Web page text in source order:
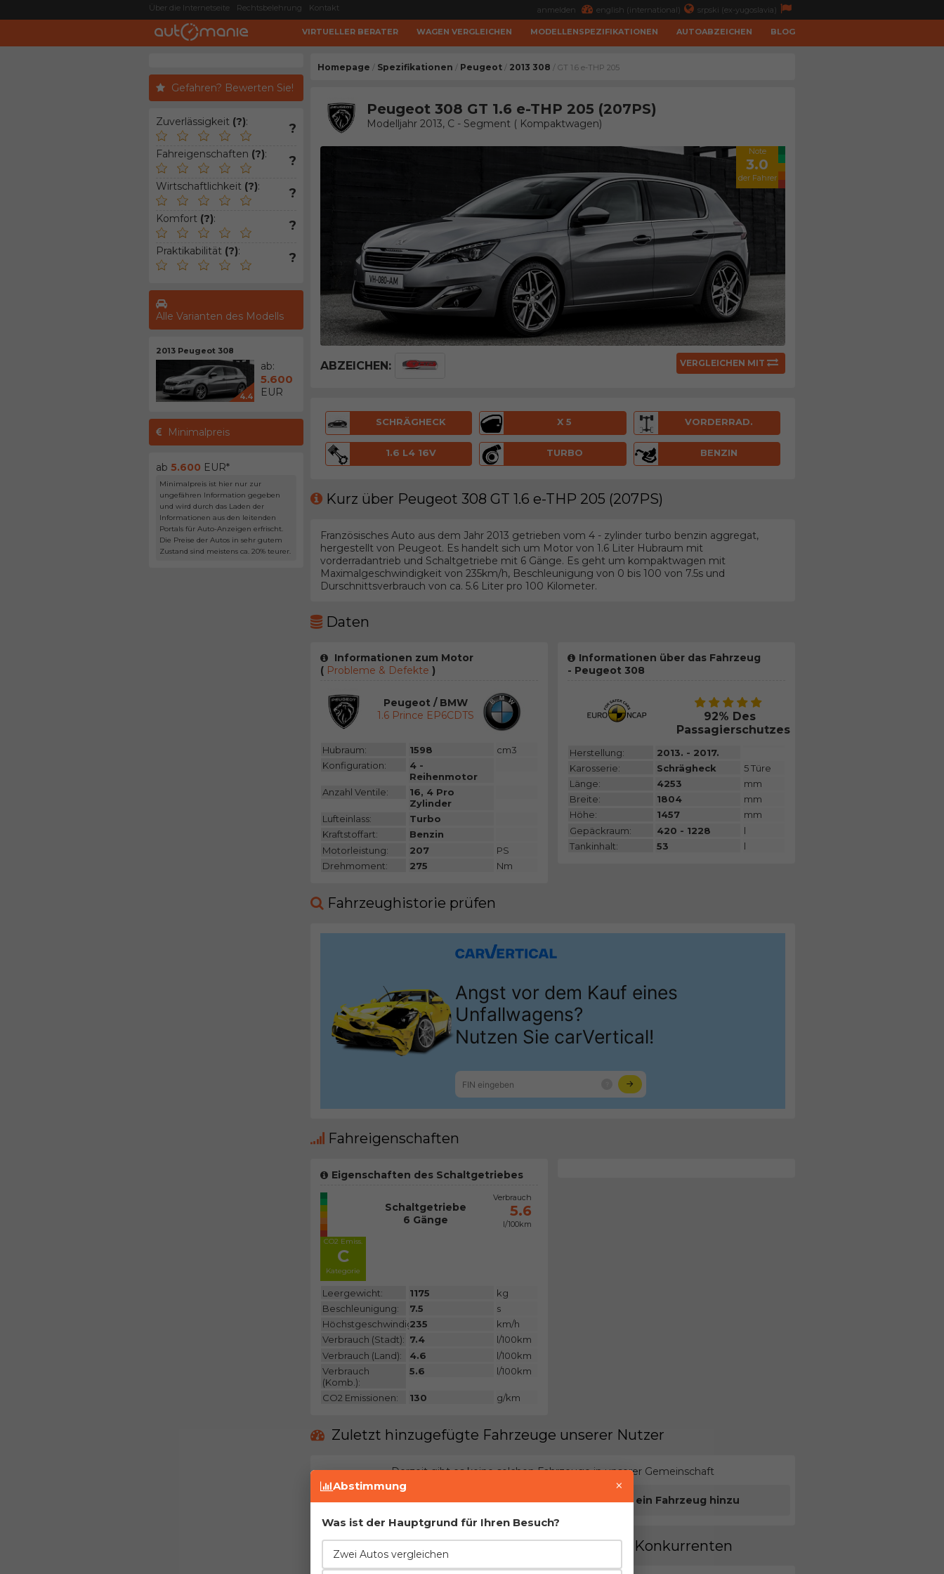
Über die Internetseite Rechtsbelehrung Kontakt anmelden english (international) srpski (ex-yugoslavia)
VIRTUELLER BERATER WAGEN VERGLEICHEN MODELLENSPEZIFIKATIONEN AUTOABZEICHEN BLOG
Gefahren? Bewerten Sie!
Zuverlässigkeit (?): ?
Fahreigenschaften (?): ?
Wirtschaftlichkeit (?): ?
Komfort (?): ?
Praktikabilität (?): ?
Alle Varianten des Modells
2013 Peugeot 308
4.4
ab:
5.600
EUR
Minimalpreis
ab 5.600 EUR*
Minimalpreis ist hier nur zur
ungefähren Information gegeben
und wird durch das Laden der
Informationen aus den leitenden
Portals für Auto-Anzeigen erfrischt.
Die Preise der Autos in sehr gutem
Zustand sind meistens ca. 20% teurer.
Homepage / Spezifikationen / Peugeot / 2013 308 / GT 1.6 e-THP 205
Peugeot 308 GT 1.6 e-THP 205 (207PS)
Modelljahr 2013, C - Segment ( Kompaktwagen)
Note
3.0
der Fahrer
ABZEICHEN: VERGLEICHEN MIT
SCHRÄGHECK X 5 VORDERRAD.
1.6 L4 16V TURBO BENZIN
Kurz über Peugeot 308 GT 1.6 e-THP 205 (207PS)
Französisches Auto aus dem Jahr 2013 getrieben vom 4 - zylinder turbo benzin aggregat,
hergestellt von Peugeot. Es handelt sich um Motor von 1.6 Liter Hubraum mit
vorderradantrieb und Schaltgetriebe mit 6 Gänge. Es geht um kompaktwagen mit
Maximalgeschwindigkeit von 235km/h, Beschleunigung von 0 bis 100 von 7.5s und
Durschnittsverbrauch von ca. 5.6 Liter pro 100 Kilometer.
Daten
Informationen zum Motor
(Probleme & Defekte )
Peugeot / BMW
1.6 Prince EP6CDTS
Hubraum: 1598
cm3
Konfiguration:
4 -
Reihenmotor
Anzahl Ventile:
16, 4 Pro
Zylinder
Lufteinlass:
Turbo
Kraftstoffart:
Benzin
Motorleistung:
207
PS
Drehmoment:
275 Nm
Informationen über das Fahrzeug
- Peugeot 308
92% Des
Passagierschutzes
Herstellung:
2013. - 2017.
Karosserie:
Schrägheck
5 Türe
Länge:
4253
mm
Breite:
1804
mm
Höhe:
1457
mm
Gepäckraum:
420 - 1228
l
Tankinhalt:
53 l
Fahrzeughistorie prüfen
Fahreigenschaften
Eigenschaften des Schaltgetriebes
CO2 Emiss.
C
Kategorie
Schaltgetriebe
6 Gänge
Verbrauch
5.6
l/100km
Leergewicht: 1175
kg
Beschleunigung:
7.5
s
Höchstgeschwindigkeit:
235
km/h
Verbrauch (Stadt): 7.4
l/100km
Verbrauch (Land):
4.6
l/100km
Verbrauch
(Komb.):
5.6 l/100km
CO2 Emissionen: 130 g/km
Zuletzt hinzugefügte Fahrzeuge unserer Nutzer
Derzeit gibt es keine solchen Fahrzeuge in unserer Gemeinschaft
Treten Sie der Gemeinschaft bei und fügen Sie ein Fahrzeug hinzu
Vor- und Nachteile im Vergleich zur direkten Konkurrenten
Abstimmung ×
Was ist der Hauptgrund für Ihren Besuch?
Zwei Autos vergleichen